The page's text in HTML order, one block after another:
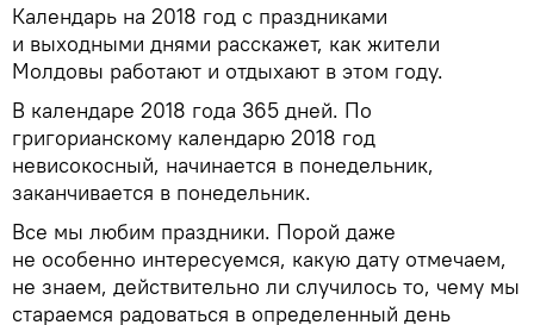
Календарь на 2018 год с праздниками
и выходными днями расскажет, как жители
Молдовы работают и отдыхают в этом году.
В календаре 2018 года 365 дней. По
григорианскому календарю 2018 год
невисокосный, начинается в понедельник,
заканчивается в понедельник.
Все мы любим праздники. Порой даже
не особенно интересуемся, какую дату отмечаем,
не знаем, действительно ли случилось то, чему мы
стараемся радоваться в определенный день